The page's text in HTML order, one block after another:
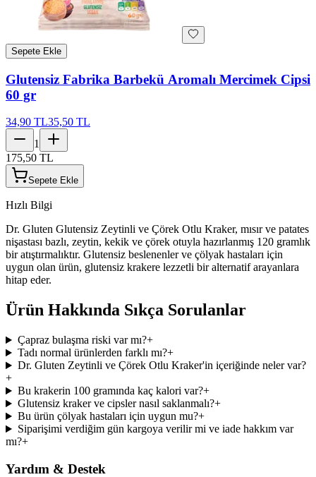
Sepete Ekle
Glutensiz Fabrika Barbekü Aromalı Mercimek Cipsi
60 gr
34,90 TL35,50 TL
1
175,50 TL
Sepete Ekle
Hızlı Bilgi
Dr. Gluten Glutensiz Zeytinli ve Çörek Otlu Kraker, mısır ve patates
nişastası bazlı, zeytin, kekik ve çörek otuyla hazırlanmış 120 gramlık
bir atıştırmalıktır. Glutensiz beslenenler ve çölyak hastaları için
uygun olan ürün, glutensiz krakere lezzetli bir alternatif arayanlara
hitap eder.
Ürün Hakkında Sıkça Sorulanlar
Çapraz bulaşma riski var mı?+
Tadı normal ürünlerden farklı mı?+
Dr. Gluten Zeytinli ve Çörek Otlu Kraker'in içeriğinde neler var?
+
Bu krakerin 100 gramında kaç kalori var?+
Glutensiz kraker ve cipsler nasıl saklanmalı?+
Bu ürün çölyak hastaları için uygun mu?+
Siparişimi verdiğim gün kargoya verilir mi ve iade hakkım var
mı?+
Yardım & Destek